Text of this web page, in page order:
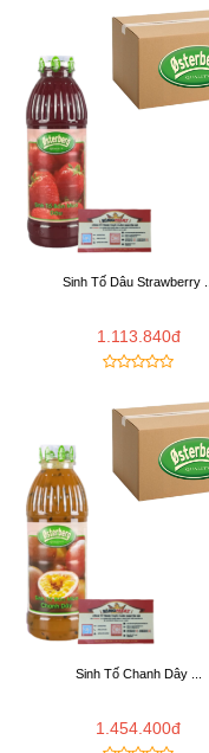
Sinh Tố Dâu Strawberry ...
1.113.840đ
Sinh Tố Chanh Dây ...
1.454.400đ